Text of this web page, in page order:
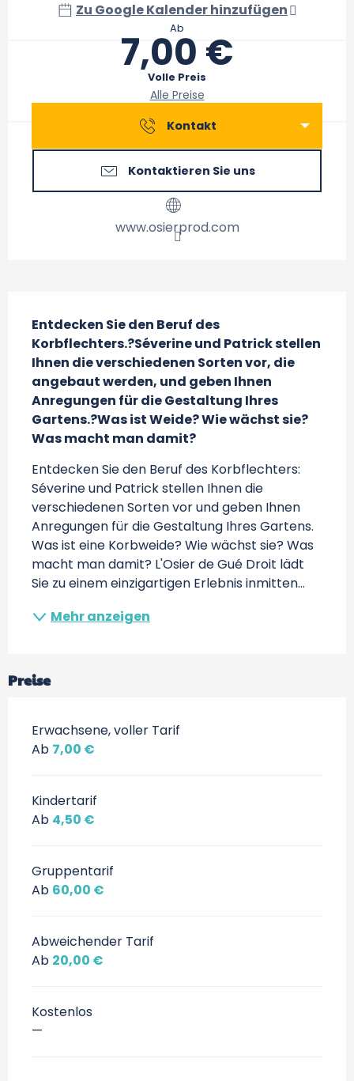
Zu Google Kalender hinzufügen
Ab
7,00 €
Volle Preis
Alle Preise
Kontakt
Kontaktieren Sie uns
www.osierprod.com
Entdecken Sie den Beruf des
Korbflechters.?Séverine und Patrick stellen
Ihnen die verschiedenen Sorten vor, die
angebaut werden, und geben Ihnen
Anregungen für die Gestaltung Ihres
Gartens.?Was ist Weide? Wie wächst sie?
Was macht man damit?
Entdecken Sie den Beruf des Korbflechters:
Séverine und Patrick stellen Ihnen die
verschiedenen Sorten vor und geben Ihnen
Anregungen für die Gestaltung Ihres Gartens.
Was ist eine Korbweide? Wie wächst sie? Was
macht man damit? L'Osier de Gué Droit lädt
Sie zu einem einzigartigen Erlebnis inmitten...
Mehr anzeigen
Preise
Erwachsene, voller Tarif
Ab 7,00 €
Kindertarif
Ab 4,50 €
Gruppentarif
Ab 60,00 €
Abweichender Tarif
Ab 20,00 €
Kostenlos
—